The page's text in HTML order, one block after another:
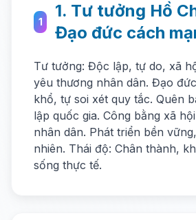
1
1. Tư tưởng Hồ
Đạo đức cách
Tư tưởng: Độc lập, tự do, xã
yêu thương nhân dân. Đạo
khổ, tự soi xét quy tắc. Quên
lập quốc gia. Công bằng xã
nhân dân. Phát triển bền
nhiên. Thái độ: Chân thành,
sống thực tế.